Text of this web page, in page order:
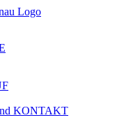
KONTAKT